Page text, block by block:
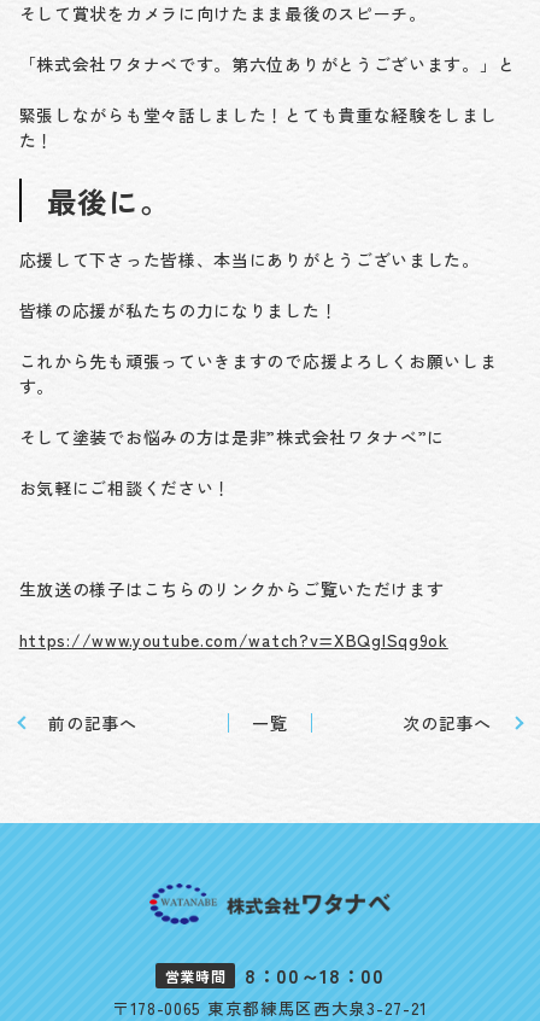
そして賞状をカメラに向けたまま最後のスピーチ。
「株式会社ワタナベです。第六位ありがとうございます。」と
緊張しながらも堂々話しました！とても貴重な経験をしまし
た！
最後に。
応援して下さった皆様、本当にありがとうございました。
皆様の応援が私たちの力になりました！
これから先も頑張っていきますので応援よろしくお願いしま
す。
そして塗装でお悩みの方は是非”株式会社ワタナベ”に
お気軽にご相談ください！
生放送の様子はこちらのリンクからご覧いただけます
https://www.youtube.com/watch?v=XBQglSqg9ok
前の記事へ 一覧 次の記事へ
営業時間 8：00～18：00
〒178-0065 東京都練馬区西大泉3-27-21